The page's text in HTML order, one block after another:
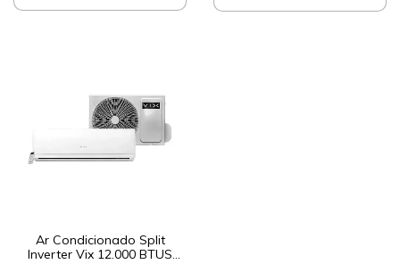
Ar Condicionado Split
Inverter Vix 12.000 BTUS